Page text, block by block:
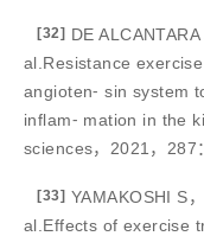
[32] DE
al.Resistance
angioten⁃ sin system
inflam⁃ mation in the
sciences，2021，287
[33] YAMAKOSHI S
al.Effects of exercise